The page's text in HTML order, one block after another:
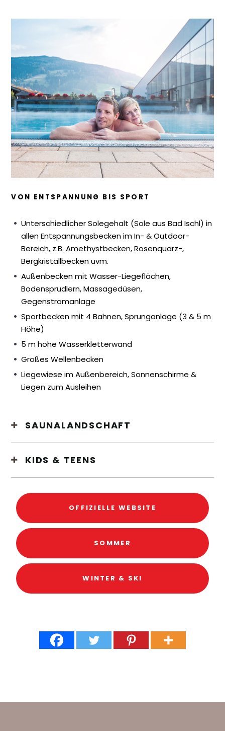
VON ENTSPANNUNG BIS SPORT
Unterschiedlicher Solegehalt (Sole aus Bad Ischl) in
allenEntspannungsbecken im In- & Outdoor-
Bereich, z.B. Amethystbecken, Rosenquarz-,
Bergkristallbecken uvm.
Außenbecken mit Wasser-Liegeflächen,
Bodensprudlern, Massagedüsen,
Gegenstromanlage
Sportbeckenmit 4 Bahnen, Sprunganlage (3 & 5 m
Höhe)
5 m hohe Wasserkletterwand
GroßesWellenbecken
Liegewiese im Außenbereich, Sonnenschirme &
Liegen zum Ausleihen
SAUNALANDSCHAFT
KIDS & TEENS
OFFIZIELLE WEBSITE
SOMMER
WINTER & SKI